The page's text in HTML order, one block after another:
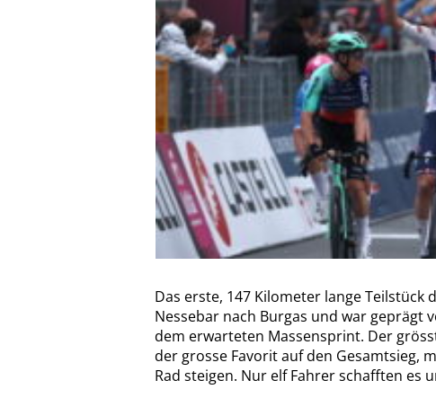
Das erste, 147 Kilometer lange
Nessebar nach Burgas und war geprägt
dem erwarteten Massensprint. Der
der grosse Favorit auf den Gesamtsieg,
Rad steigen. Nur elf Fahrer schafften es